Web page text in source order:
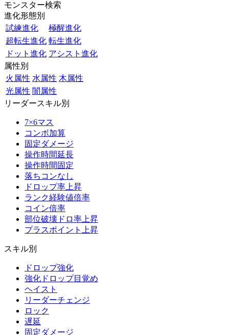
モンスター検索
進化形態別
試練進化
極醒進化
超転生進化 転生進化
ドット進化 アシスト進化
属性別
火属性 水属性 木属性
光属性 闇属性
リーダースキル別
7×6マス
コンボ加算
固定ダメージ
操作時間延長
操作時間固定
落ちコンなし
ドロップ率上昇
ランク経験値倍率
コイン倍率
部位破壊ドロ率上昇
プラスポイント上昇
スキル別
ドロップ強化
強化ドロップ目覚め
ヘイスト
リーダーチェンジ
ロック
遅延
固定ダメージ